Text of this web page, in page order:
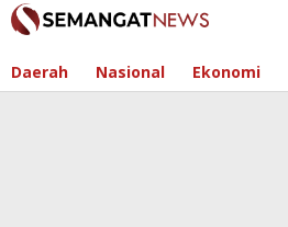
Skip
to
Daerah Nasional Ekonomi